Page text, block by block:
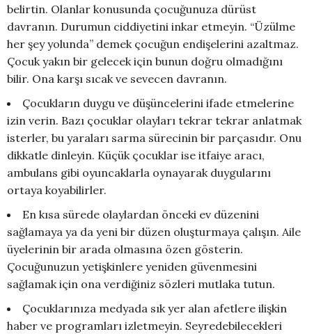
belirtin. Olanlar konusunda çocuğunuza dürüst
davranın. Durumun ciddiyetini inkar etmeyin. “Üzülme
her şey yolunda” demek çocuğun endişelerini azaltmaz.
Çocuk yakın bir gelecek için bunun doğru olmadığını
bilir. Ona karşı sıcak ve sevecen davranın.
Çocukların duygu ve düşüncelerini ifade etmelerine
izin verin. Bazı çocuklar olayları tekrar tekrar anlatmak
isterler, bu yaraları sarma sürecinin bir parçasıdır. Onu
dikkatle dinleyin. Küçük çocuklar ise itfaiye aracı,
ambulans gibi oyuncaklarla oynayarak duygularını
ortaya koyabilirler.
En kısa sürede olaylardan önceki ev düzenini
sağlamaya ya da yeni bir düzen oluşturmaya çalışın. Aile
üyelerinin bir arada olmasına özen gösterin.
Çocuğunuzun yetişkinlere yeniden güvenmesini
sağlamak için ona verdiğiniz sözleri mutlaka tutun.
Çocuklarınıza medyada sık yer alan afetlere ilişkin
haber ve programları izletmeyin. Seyredebilecekleri